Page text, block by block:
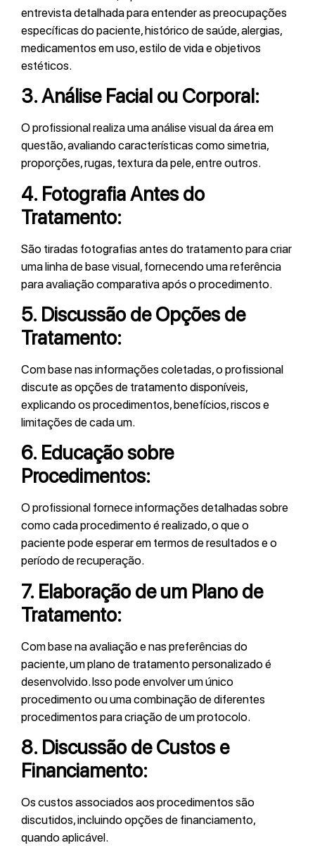
entrevista detalhada para entender as preocupações
específicas do paciente, histórico de saúde, alergias,
medicamentos em uso, estilo de vida e objetivos
estéticos.
3.Análise Facial ou Corporal:
O profissional realiza uma análise visual da área em
questão, avaliando características como simetria,
proporções, rugas, textura da pele, entre outros.
4. Fotografia Antes do
Tratamento:
São tiradas fotografias antes do tratamento para criar
uma linha de base visual, fornecendo uma referência
para avaliação comparativa após o procedimento.
5. Discussão de Opções de
Tratamento:
Com base nas informações coletadas, o profissional
discute as opções de tratamento disponíveis,
explicando os procedimentos, benefícios, riscos e
limitações de cada um.
6. Educação sobre
Procedimentos:
O profissional fornece informações detalhadas sobre
como cada procedimento é realizado, o que o
paciente pode esperar em termos de resultados e o
período de recuperação.
7. Elaboração de um Plano de
Tratamento:
Com base na avaliação e nas preferências do
paciente, um plano de tratamento personalizado é
desenvolvido. Isso pode envolver um único
procedimento ou uma combinação de diferentes
procedimentos para criação de um protocolo.
8. Discussão de Custos e
Financiamento:
Os custos associados aos procedimentos são
discutidos, incluindo opções de financiamento,
quando aplicável.